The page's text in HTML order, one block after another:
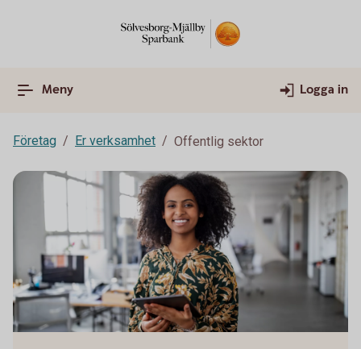
Meny Logga in
Företag Er verksamhet Offentlig sektor